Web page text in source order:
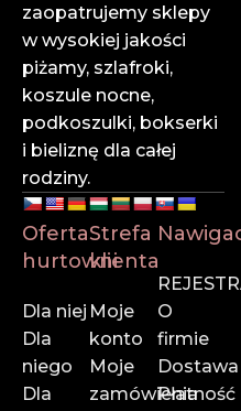
✔ Profesjonalna obsługa
Zespół doświadczonych
każdym etapie zamówienia.
✔ Szybka wysyłka
Dzięki sprawnej logistyce i
renomowanymi firmami
Zaufaj liderowi w branży
Rzemieślnicza 35,
785 828 318
zaopatrujemy sklepy
w wysokiej jakości
piżamy, szlafroki,
koszule nocne,
podkoszulki, bokserki
i bieliznę dla całej
rodziny.
Oferta
hurtowni
Dla niej
Dla
niego
Dla
Strefa
klienta
Moje
konto
Moje
zamówienia
O
firmie
Dostawa
Płatność